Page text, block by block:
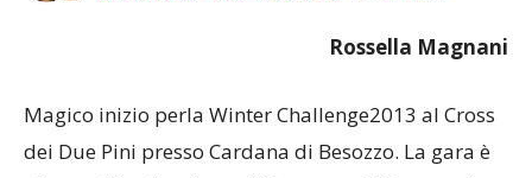
Magico inizio perla Winter Challenge2013 al Cross